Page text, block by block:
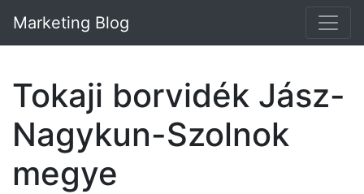
Marketing Blog
Tokaji borvidék Jász-
Nagykun-Szolnok
megye